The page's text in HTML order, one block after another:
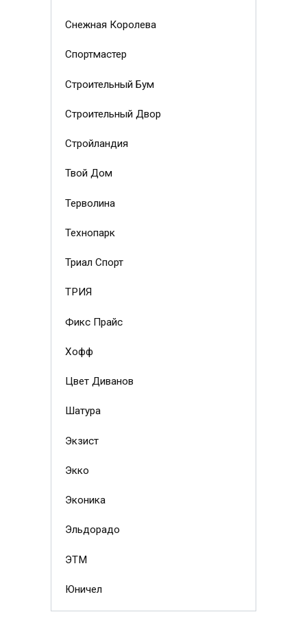
Снежная Королева
Спортмастер
Строительный Бум
Строительный Двор
Стройландия
Твой Дом
Терволина
Технопарк
Триал Спорт
ТРИЯ
Фикс Прайс
Хофф
Цвет Диванов
Шатура
Экзист
Экко
Эконика
Эльдорадо
ЭТМ
Юничел